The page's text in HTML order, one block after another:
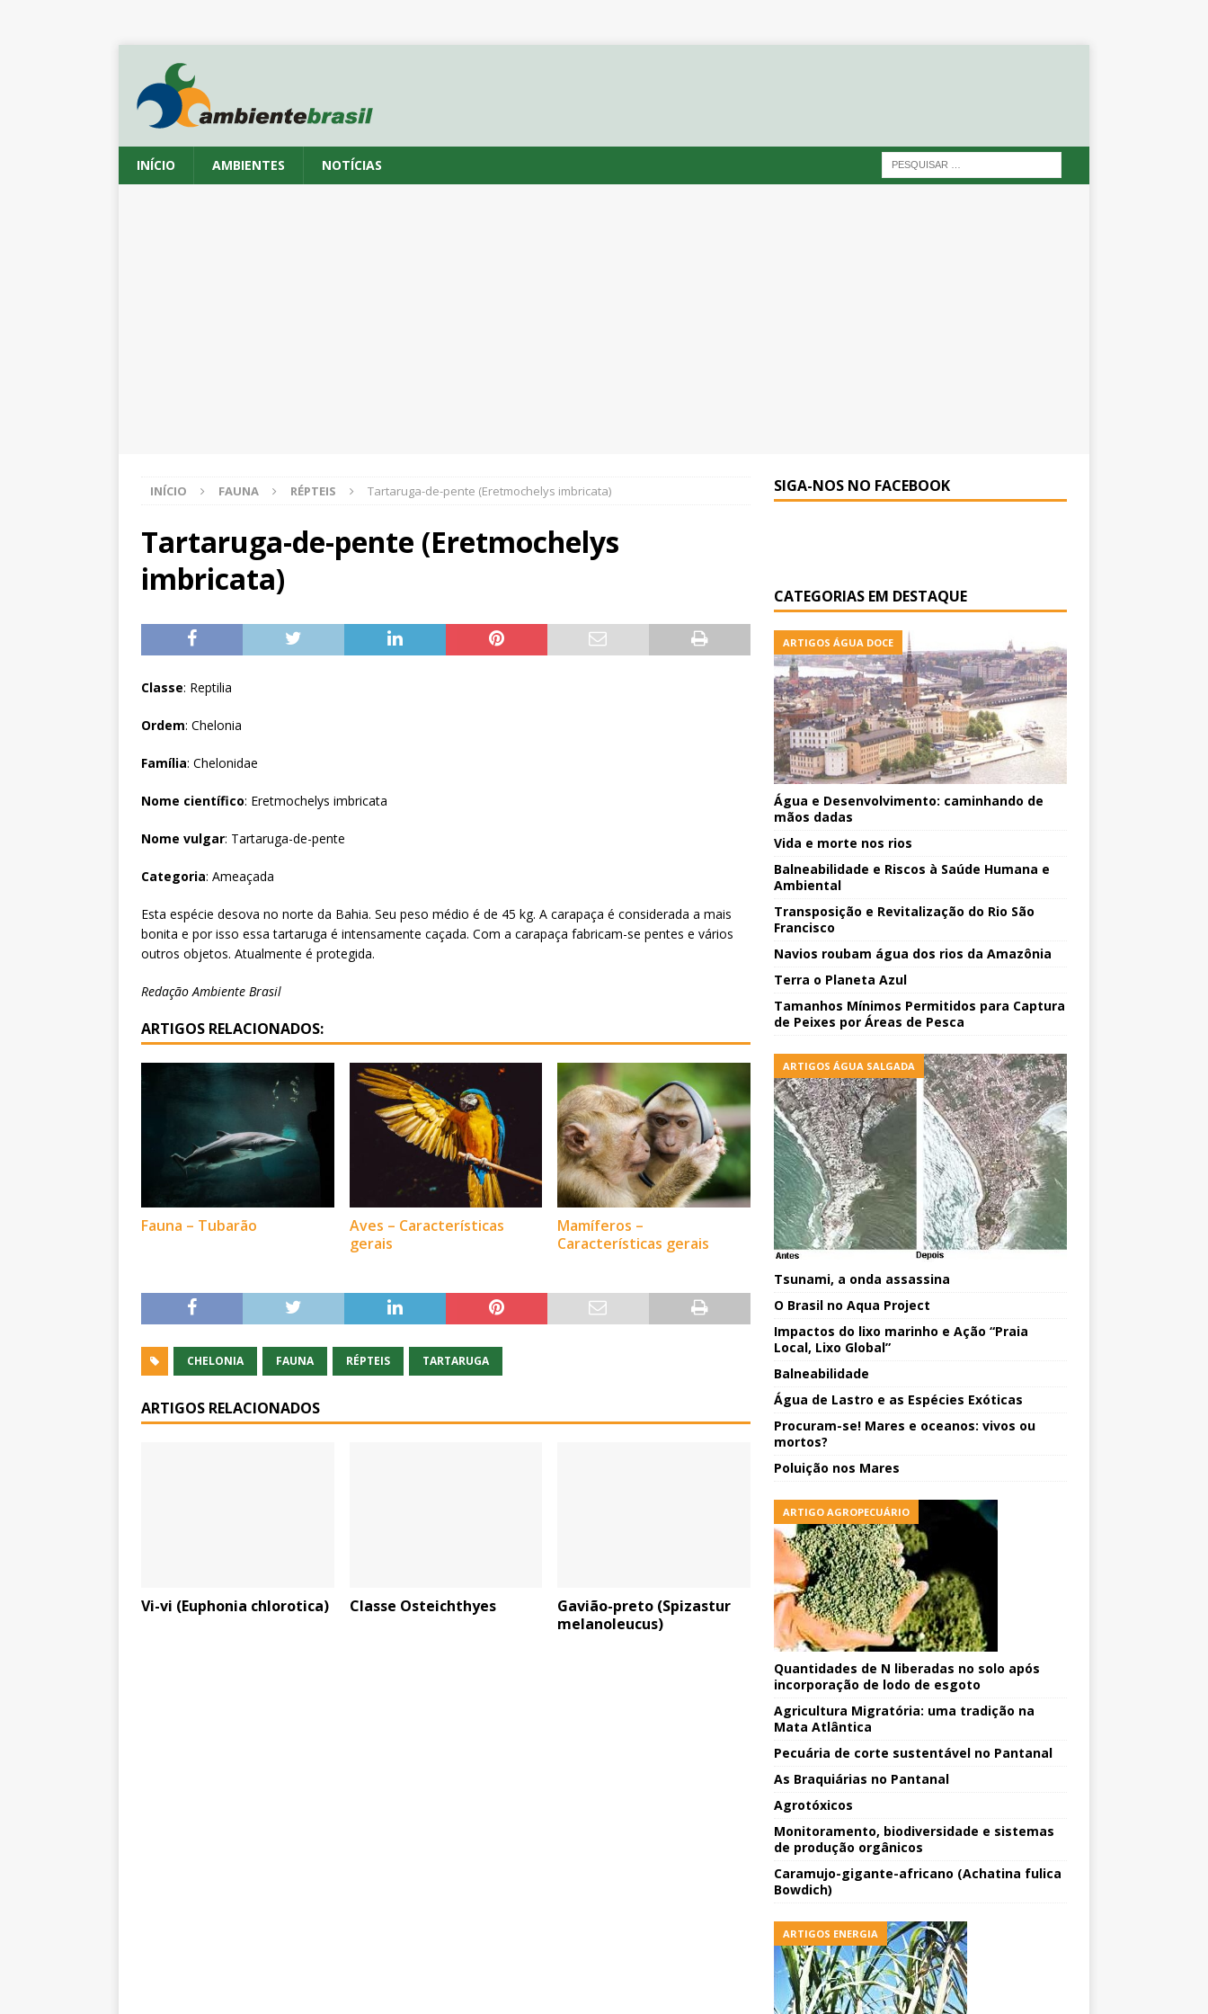
INÍCIO AMBIENTES NOTÍCIAS
INÍCIO FAUNA RÉPTEIS Tartaruga-de-pente (Eretmochelys imbricata)
Tartaruga-de-pente (Eretmochelys
imbricata)
Classe: Reptilia
Ordem: Chelonia
Família: Chelonidae
Nome científico: Eretmochelys imbricata
Nome vulgar: Tartaruga-de-pente
Categoria: Ameaçada
Esta espécie desova no norte da Bahia. Seu peso médio é de 45 kg. A carapaça é considerada a mais
bonita e por isso essa tartaruga é intensamente caçada. Com a carapaça fabricam-se pentes e vários
outros objetos. Atualmente é protegida.
Redação Ambiente Brasil
ARTIGOS RELACIONADOS:
Fauna – Tubarão
Aves – Características
gerais
Mamíferos –
Características gerais
CHELONIA FAUNA RÉPTEIS TARTARUGA
ARTIGOS RELACIONADOS
Vi-vi (Euphonia chlorotica) Classe Osteichthyes
Gavião-preto (Spizastur
melanoleucus)
SIGA-NOS NO FACEBOOK
CATEGORIAS EM DESTAQUE
ARTIGOS ÁGUA DOCE
Água e Desenvolvimento: caminhando de
mãos dadas
Vida e morte nos rios
Balneabilidade e Riscos à Saúde Humana e
Ambiental
Transposição e Revitalização do Rio São
Francisco
Navios roubam água dos rios da Amazônia
Terra o Planeta Azul
Tamanhos Mínimos Permitidos para Captura
de Peixes por Áreas de Pesca
ARTIGOS ÁGUA SALGADA
Tsunami, a onda assassina
O Brasil no Aqua Project
Impactos do lixo marinho e Ação “Praia
Local, Lixo Global”
Balneabilidade
Água de Lastro e as Espécies Exóticas
Procuram-se! Mares e oceanos: vivos ou
mortos?
Poluição nos Mares
ARTIGO AGROPECUÁRIO
Quantidades de N liberadas no solo após
incorporação de lodo de esgoto
Agricultura Migratória: uma tradição na
Mata Atlântica
Pecuária de corte sustentável no Pantanal
As Braquiárias no Pantanal
Agrotóxicos
Monitoramento, biodiversidade e sistemas
de produção orgânicos
Caramujo-gigante-africano (Achatina fulica
Bowdich)
ARTIGOS ENERGIA